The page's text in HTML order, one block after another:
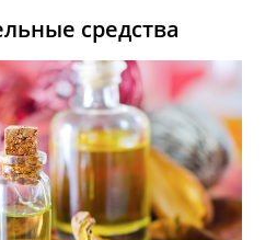
средства